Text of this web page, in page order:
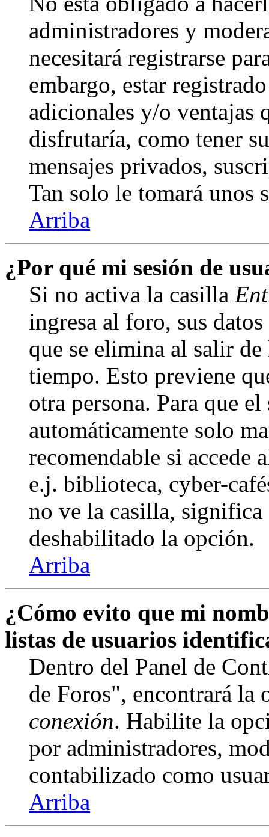
administradores y
necesitará registrarse
embargo, estar
adicionales y/o ventajas
disfrutaría, como tener
mensajes privados,
Tan solo le tomará unos
Arriba
¿Por qué mi sesión de
Si no activa la casilla
ingresa al foro, sus
que se elimina al salir
tiempo. Esto previene
otra persona. Para que
automáticamente solo
recomendable si accede
e.j. biblioteca, cyber-
no ve la casilla,
deshabilitado la opción.
Arriba
¿Cómo evito que mi
listas de usuarios
Dentro del Panel de
de Foros", encontrará la
conexión. Habilite la
por administradores,
contabilizado como
Arriba